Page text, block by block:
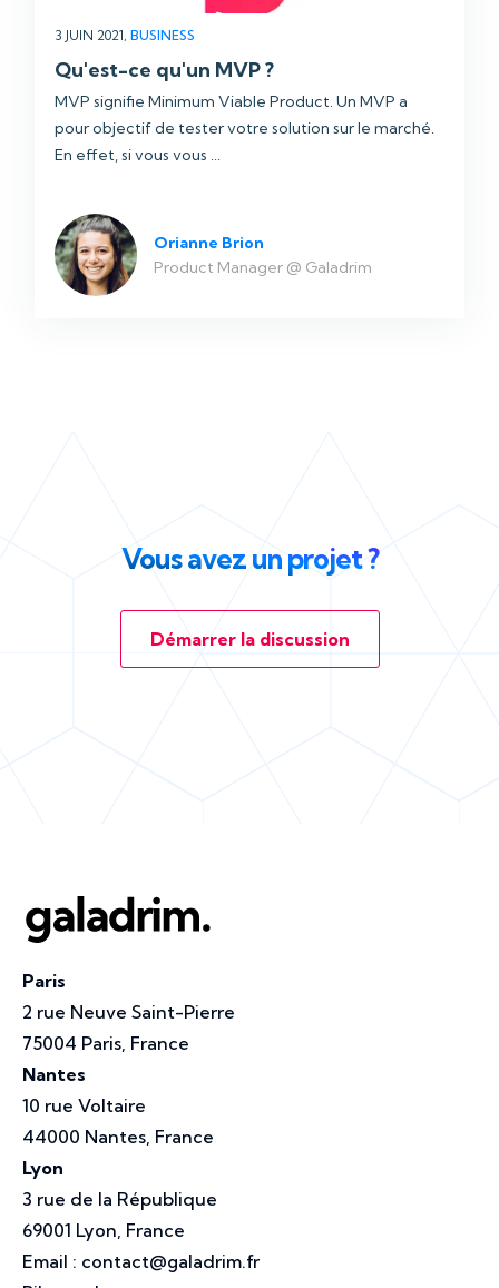
3 JUIN 2021, BUSINESS
Qu'est-ce qu'un MVP ?
MVP signifie Minimum Viable Product. Un MVP a
pour objectif de tester votre solution sur le marché.
En effet, si vous vous ...
Orianne Brion
Product Manager @ Galadrim
Vous avez un projet ?
Démarrer la discussion
Paris
2 rue Neuve Saint-Pierre
75004 Paris, France
Nantes
10 rue Voltaire
44000 Nantes, France
Lyon
3 rue de la République
69001 Lyon, France
Email : contact@galadrim.fr